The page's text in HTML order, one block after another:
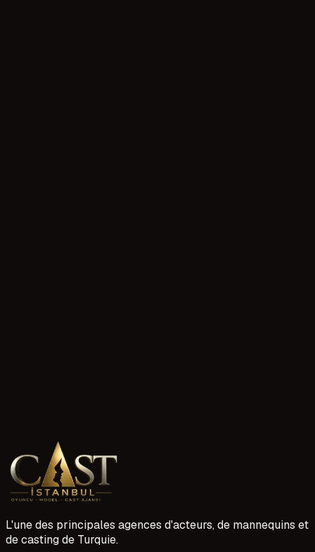
/1000 Envoyer la question
L'une des principales agences d'acteurs, de mannequins et
de casting de Turquie.